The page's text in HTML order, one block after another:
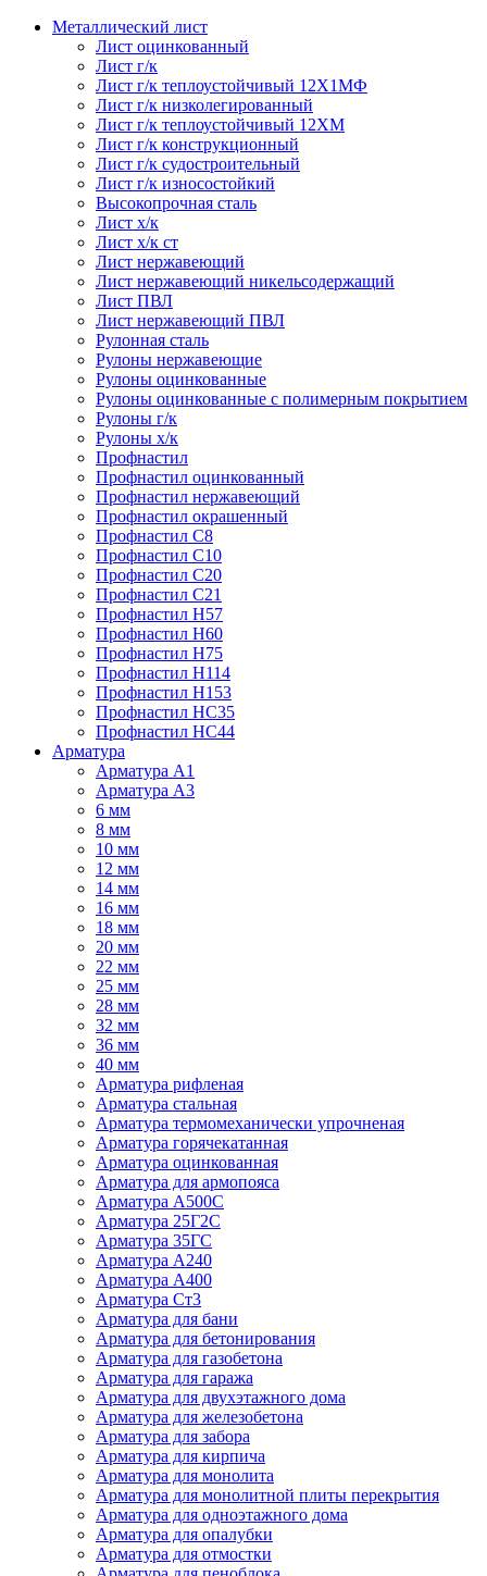
Металлический лист
Лист оцинкованный
Лист г/к
Лист г/к теплоустойчивый 12Х1МФ
Лист г/к низколегированный
Лист г/к теплоустойчивый 12ХМ
Лист г/к конструкционный
Лист г/к судостроительный
Лист г/к износостойкий
Высокопрочная сталь
Лист х/к
Лист х/к ст
Лист нержавеющий
Лист нержавеющий никельсодержащий
Лист ПВЛ
Лист нержавеющий ПВЛ
Рулонная сталь
Рулоны нержавеющие
Рулоны оцинкованные
Рулоны оцинкованные с полимерным покрытием
Рулоны г/к
Рулоны х/к
Профнастил
Профнастил оцинкованный
Профнастил нержавеющий
Профнастил окрашенный
Профнастил С8
Профнастил С10
Профнастил С20
Профнастил С21
Профнастил Н57
Профнастил Н60
Профнастил Н75
Профнастил Н114
Профнастил Н153
Профнастил НС35
Профнастил НС44
Арматура
Арматура А1
Арматура А3
6 мм
8 мм
10 мм
12 мм
14 мм
16 мм
18 мм
20 мм
22 мм
25 мм
28 мм
32 мм
36 мм
40 мм
Арматура рифленая
Арматура стальная
Арматура термомеханически упрочненая
Арматура горячекатанная
Арматура оцинкованная
Арматура для армопояса
Арматура A500С
Арматура 25Г2С
Арматура 35ГС
Арматура А240
Арматура А400
Арматура Ст3
Арматура для бани
Арматура для бетонирования
Арматура для газобетона
Арматура для гаража
Арматура для двухэтажного дома
Арматура для железобетона
Арматура для забора
Арматура для кирпича
Арматура для монолита
Арматура для монолитной плиты перекрытия
Арматура для одноэтажного дома
Арматура для опалубки
Арматура для отмостки